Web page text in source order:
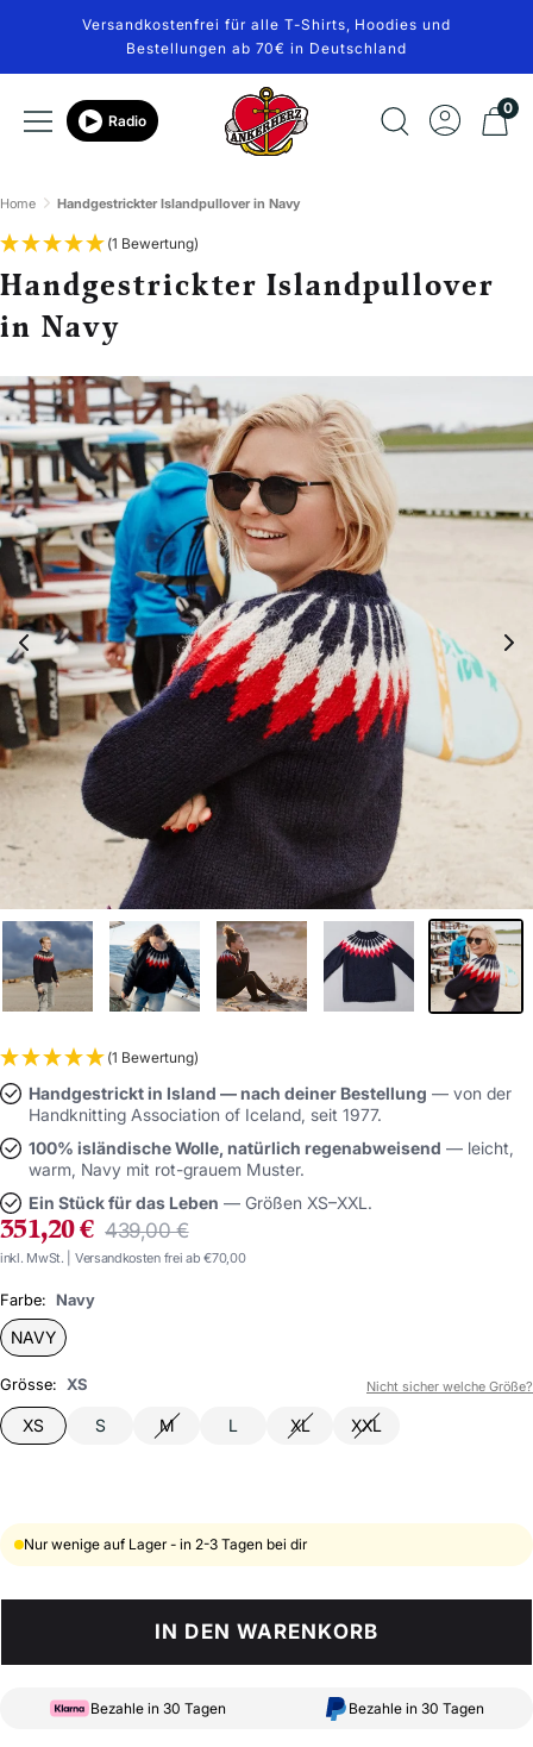
Inhalt
Versandkostenfrei für alle T-Shirts, Hoodies und
Bestellungen ab 70€ in Deutschland
NavigationRadio
Ankerherz
Verlag
0
Home Handgestrickter Islandpullover in Navy
Handgestrickter Islandpullover
in Navy
(1 Bewertung)
(1 Bewertung)
Handgestrickt in Island — nach deiner Bestellung — von der
Handknitting Association of Iceland, seit 1977.
100% isländische Wolle, natürlich regenabweisend — leicht,
warm, Navy mit rot-grauem Muster.
Ein Stück für das Leben — Größen XS–XXL.
ANGEBOTSPREIS
351,20 € Regulärer
Preis
439,00 €
inkl. MwSt. | Versandkosten frei ab €70,00
Farbe: Navy
NAVY
Grösse: XS Nicht sicher welche Größe?
XS S M L XL XXL
Nur wenige auf Lager - in 2-3 Tagen bei dir
IN DEN WARENKORB
Bezahle in 30 Tagen Bezahle in 30 Tagen